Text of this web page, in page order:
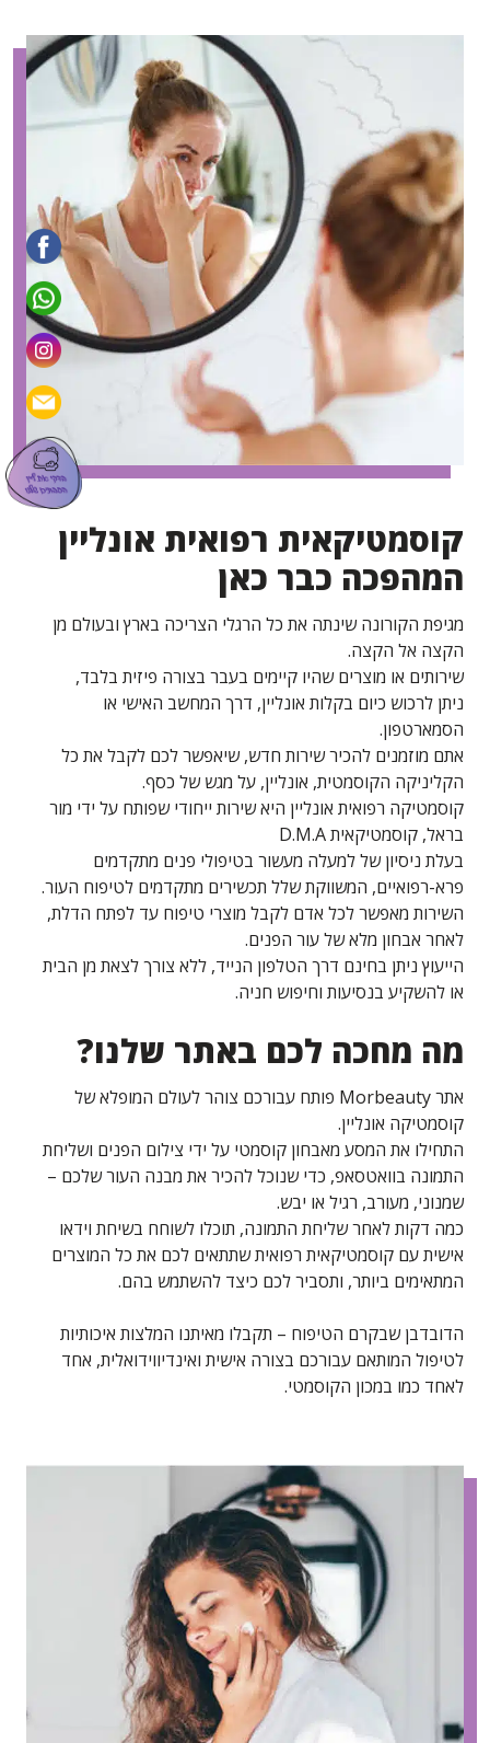
קוסמטיקאית רפואית אונליין
המהפכה כבר כאן
מגיפת הקורונה שינתה את כל הרגלי הצריכה בארץ ובעולם מן
הקצה אל הקצה.
שירותים או מוצרים שהיו קיימים בעבר בצורה פיזית בלבד,
ניתן לרכוש כיום בקלות אונליין, דרך המחשב האישי או
הסמארטפון.
אתם מוזמנים להכיר שירות חדש, שיאפשר לכם לקבל את כל
הקליניקה הקוסמטית, אונליין, על מגש של כסף.
קוסמטיקה רפואית אונליין היא שירות ייחודי שפותח על ידי מור
בראל, קוסמטיקאית D.M.A
בעלת ניסיון של למעלה מעשור בטיפולי פנים מתקדמים
פרא-רפואיים, המשווקת שלל תכשירים מתקדמים לטיפוח העור.
השירות מאפשר לכל אדם לקבל מוצרי טיפוח עד לפתח הדלת,
לאחר אבחון מלא של עור הפנים.
הייעוץ ניתן בחינם דרך הטלפון הנייד, ללא צורך לצאת מן הבית
או להשקיע בנסיעות וחיפוש חניה.
מה מחכה לכם באתר שלנו?
אתר Morbeauty פותח עבורכם צוהר לעולם המופלא של
קוסמטיקה אונליין.
התחילו את המסע מאבחון קוסמטי על ידי צילום הפנים ושליחת
התמונה בוואטסאפ, כדי שנוכל להכיר את מבנה העור שלכם –
שמנוני, מעורב, רגיל או יבש.
כמה דקות לאחר שליחת התמונה, תוכלו לשוחח בשיחת וידאו
אישית עם קוסמטיקאית רפואית שתתאים לכם את כל המוצרים
המתאימים ביותר, ותסביר לכם כיצד להשתמש בהם.
הדובדבן שבקרם הטיפוח – תקבלו מאיתנו המלצות איכותיות
לטיפול המותאם עבורכם בצורה אישית ואינדיווידואלית, אחד
לאחד כמו במכון הקוסמטי.